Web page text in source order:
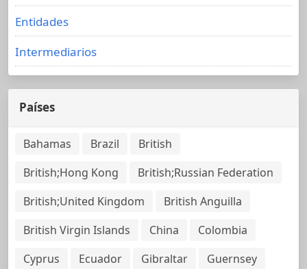
Entidades
Intermediarios
Países
Bahamas Brazil
British
British;Hong Kong
British;Russian Federation
British;United Kingdom
British Anguilla
British Virgin Islands
China
Colombia
Cyprus
Ecuador Gibraltar
Guernsey